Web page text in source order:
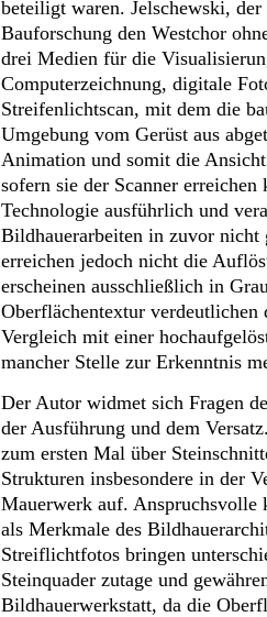
beteiligt waren. Jelschewski,
Bauforschung den Westchor
drei Medien für die
Computerzeichnung, digitale
Streifenlichtscan, mit dem die
Umgebung vom Gerüst aus
Animation und somit die
sofern sie der Scanner
Technologie ausführlich und
Bildhauerarbeiten in zuvor nicht
erreichen jedoch nicht die
erscheinen ausschließlich in
Oberflächentextur verdeutlichen
Vergleich mit einer
mancher Stelle zur Erkenntnis
Der Autor widmet sich Fragen
der Ausführung und dem
zum ersten Mal über
Strukturen insbesondere in der
Mauerwerk auf. Anspruchsvolle
als Merkmale des
Streiflichtfotos bringen
Steinquader zutage und
Bildhauerwerkstatt, da die